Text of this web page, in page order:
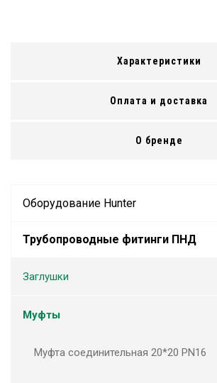
Характеристики
Оплата и доставка
О бренде
Оборудование Hunter
Трубопроводные фитинги ПНД
Заглушки
Муфты
Муфта соединительная 20*20 PN16